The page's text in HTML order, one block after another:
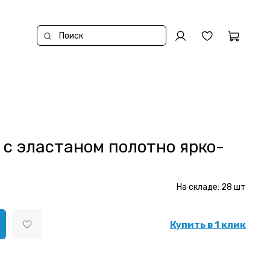
эластаном полотно ярко-
Купить в 1 клик
На складе: 28 шт